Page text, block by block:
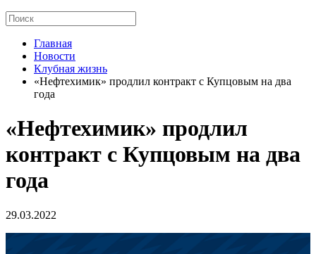
Главная
Новости
Клубная жизнь
«Нефтехимик» продлил контракт с Купцовым на два
года
«Нефтехимик» продлил
контракт с Купцовым на два
года
29.03.2022